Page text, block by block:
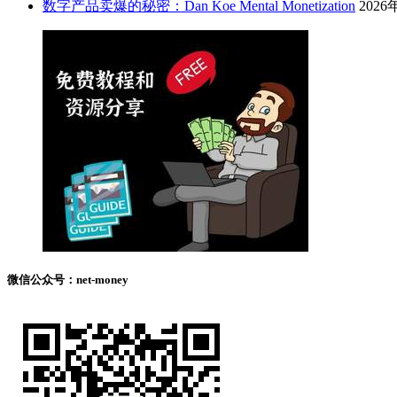
数字产品卖爆的秘密：Dan Koe Mental Monetization 2026
微信公众号：net-money